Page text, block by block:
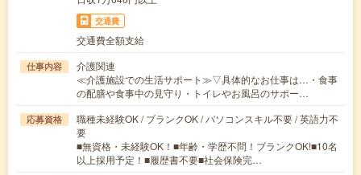
交通費
交通費全額支給
仕事内容
介護関連
≪介護施設での生活サポート≫▽具体的なお仕事は…・食事
の配膳や食事中の見守り・トイレやお風呂のサポー…
応募資格
職種未経験OK / ブランクOK / パソコンスキル不要 / 英語力不
要
■無資格・未経験OK！■年齢・学歴不問！ブランクOK!■10名
以上採用予定！■履歴書不要■社会保険完…